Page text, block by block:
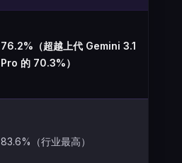
76.2%（超越上代 Gemini 3.1
Pro 的 70.3%）
83.6%（行业最高）